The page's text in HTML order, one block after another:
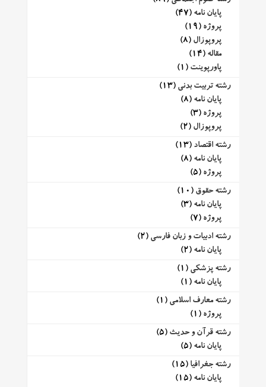
پایان نامه (47)
پروژه (19)
پروپوزال (8)
مقاله (14)
پاورپوینت (1)
رشته تربیت بدنی (13)
پایان نامه (8)
پروژه (3)
پروپوزال (2)
رشته اقتصاد (13)
پایان نامه (8)
پروژه (5)
رشته حقوق (10)
پایان نامه (3)
پروژه (7)
رشته ادبیات و زبان فارسی (2)
پایان نامه (2)
رشته پزشکی (1)
پایان نامه (1)
رشته معارف اسلامی (1)
پروژه (1)
رشته قرآن و حدیث (5)
پایان نامه (5)
رشته جغرافیا (15)
پایان نامه (15)